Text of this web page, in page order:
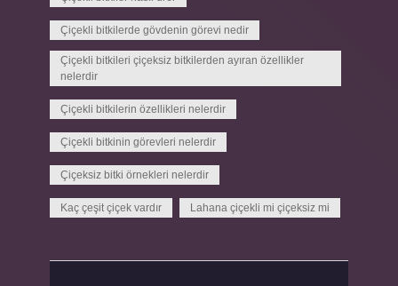
Çiçekli bitkilerde gövdenin görevi nedir
Çiçekli bitkileri çiçeksiz bitkilerden ayıran özellikler
nelerdir
Çiçekli bitkilerin özellikleri nelerdir
Çiçekli bitkinin görevleri nelerdir
Çiçeksiz bitki örnekleri nelerdir
Kaç çeşit çiçek vardır Lahana çiçekli mi çiçeksiz mi